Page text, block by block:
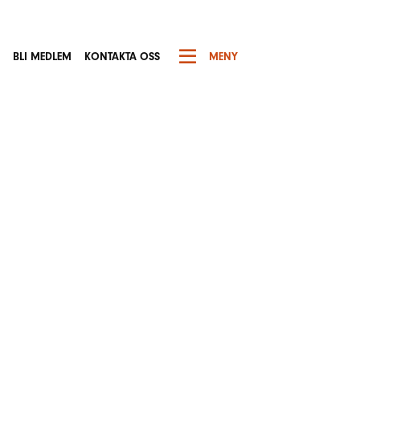
BLI MEDLEM KONTAKTA OSS MENY